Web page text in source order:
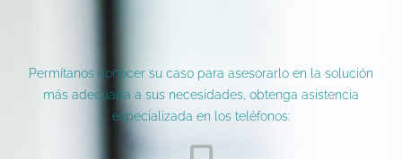
Permítanos conocer su caso para asesorarlo en la solución
más adecuada a sus necesidades, obtenga asistencia
especializada en los teléfonos: